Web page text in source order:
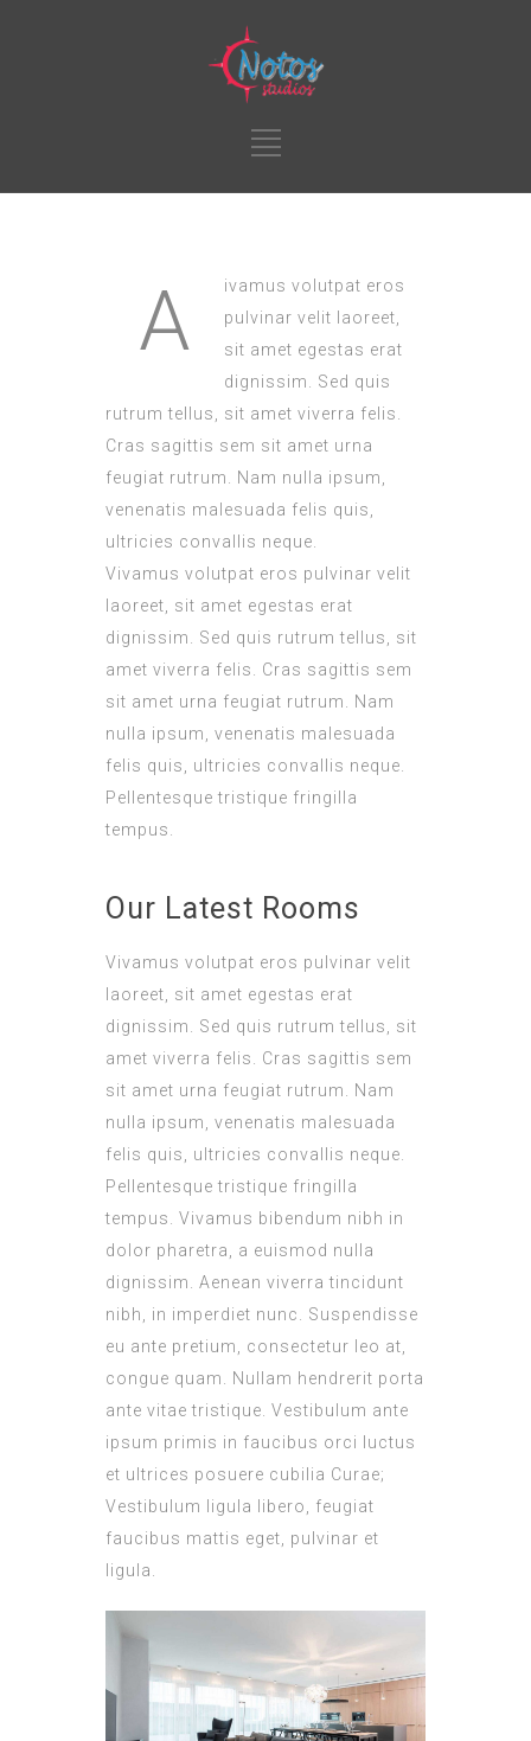
A
ivamus volutpat eros
pulvinar velit laoreet,
sit amet egestas erat
dignissim. Sed quis
rutrum tellus, sit amet viverra felis.
Cras sagittis sem sit amet urna
feugiat rutrum. Nam nulla ipsum,
venenatis malesuada felis quis,
ultricies convallis neque.
Vivamus volutpat eros pulvinar velit
laoreet, sit amet egestas erat
dignissim. Sed quis rutrum tellus, sit
amet viverra felis. Cras sagittis sem
sit amet urna feugiat rutrum. Nam
nulla ipsum, venenatis malesuada
felis quis, ultricies convallis neque.
Pellentesque tristique fringilla
tempus.
Our Latest Rooms
Vivamus volutpat eros pulvinar velit
laoreet, sit amet egestas erat
dignissim. Sed quis rutrum tellus, sit
amet viverra felis. Cras sagittis sem
sit amet urna feugiat rutrum. Nam
nulla ipsum, venenatis malesuada
felis quis, ultricies convallis neque.
Pellentesque tristique fringilla
tempus. Vivamus bibendum nibh in
dolor pharetra, a euismod nulla
dignissim. Aenean viverra tincidunt
nibh, in imperdiet nunc. Suspendisse
eu ante pretium, consectetur leo at,
congue quam. Nullam hendrerit porta
ante vitae tristique. Vestibulum ante
ipsum primis in faucibus orci luctus
et ultrices posuere cubilia Curae;
Vestibulum ligula libero, feugiat
faucibus mattis eget, pulvinar et
ligula.